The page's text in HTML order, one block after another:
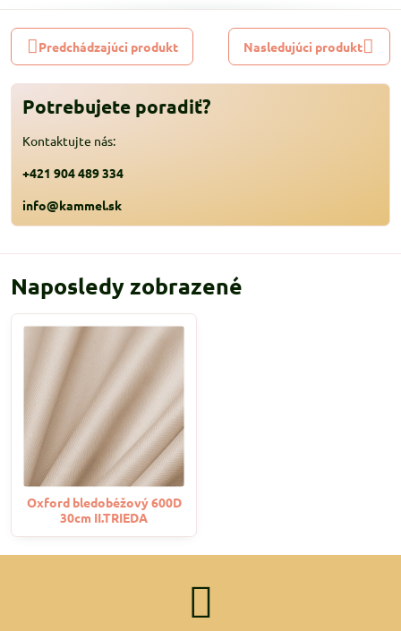
Predchádzajúci produkt Nasledujúci produkt
Potrebujete poradiť?
Kontaktujte nás:
+421 904 489 334
info@kammel.sk
Naposledy zobrazené
Oxford bledobéžový 600D
30cm II.TRIEDA